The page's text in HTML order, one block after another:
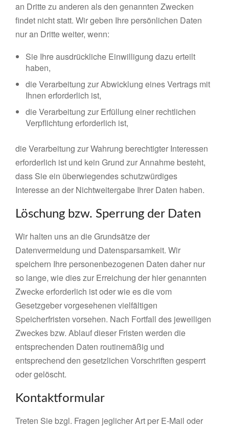
an Dritte zu anderen als den genannten Zwecken
findet nicht statt. Wir geben Ihre persönlichen Daten
nur an Dritte weiter, wenn:
Sie Ihre ausdrückliche Einwilligung dazu erteilt
haben,
die Verarbeitung zur Abwicklung eines Vertrags mit
Ihnen erforderlich ist,
die Verarbeitung zur Erfüllung einer rechtlichen
Verpflichtung erforderlich ist,
die Verarbeitung zur Wahrung berechtigter Interessen
erforderlich ist und kein Grund zur Annahme besteht,
dass Sie ein überwiegendes schutzwürdiges
Interesse an der Nichtweitergabe Ihrer Daten haben.
Löschung bzw. Sperrung der Daten
Wir halten uns an die Grundsätze der
Datenvermeidung und Datensparsamkeit. Wir
speichern Ihre personenbezogenen Daten daher nur
so lange, wie dies zur Erreichung der hier genannten
Zwecke erforderlich ist oder wie es die vom
Gesetzgeber vorgesehenen vielfältigen
Speicherfristen vorsehen. Nach Fortfall des jeweiligen
Zweckes bzw. Ablauf dieser Fristen werden die
entsprechenden Daten routinemäßig und
entsprechend den gesetzlichen Vorschriften gesperrt
oder gelöscht.
Kontaktformular
Treten Sie bzgl. Fragen jeglicher Art per E-Mail oder